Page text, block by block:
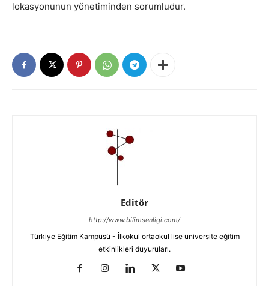
lokasyonunun yönetiminden sorumludur.
Editör
http://www.bilimsenligi.com/
Türkiye Eğitim Kampüsü - İlkokul ortaokul lise üniversite eğitim
etkinlikleri duyuruları.